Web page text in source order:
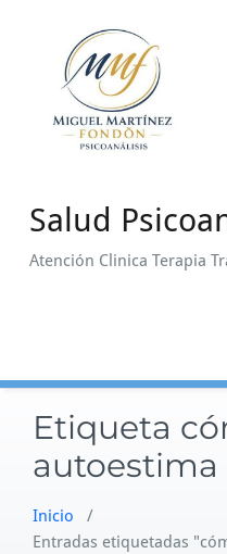
contenido
Salud
Atención Clinica Terapia
Etiqueta
autoestima
Inicio /
Entradas etiquetadas